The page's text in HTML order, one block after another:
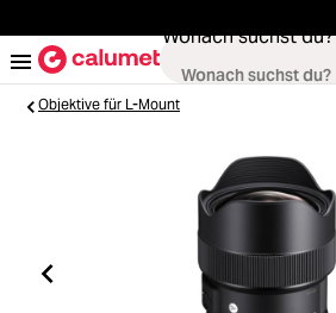
Wonach suchst du?
Objektive
Objektive für L-Mount